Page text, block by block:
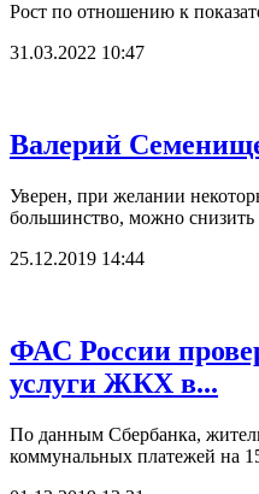
Рост по отношению к
31.03.2022 10:47
Валерий
Уверен, при желании
большинство, можно снизить
25.12.2019 14:44
ФАС России
услуги ЖКХ в...
По данным Сбербанка,
коммунальных платежей на